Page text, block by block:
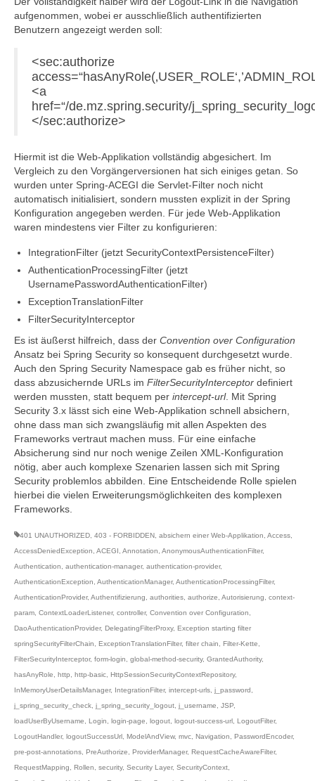
aufgenommen, wobei er ausschließlich authentifizierten
Benutzern angezeigt werden soll:
<sec:authorize
<a
href=“/de.mz.spring.security/
</sec:authorize>
Hiermit ist die Web-Applikation vollständig abgesichert. Im
Vergleich zu den Vorgängerversionen hat sich einiges getan. So
wurden unter Spring-ACEGI die Servlet-Filter noch nicht
automatisch initialisiert, sondern mussten explizit in der Spring
Konfiguration angegeben werden. Für jede Web-Applikation
waren mindestens vier Filter zu konfigurieren:
IntegrationFilter (jetzt SecurityContextPersistenceFilter)
AuthenticationProcessingFilter (jetzt
UsernamePasswordAuthenticationFilter)
ExceptionTranslationFilter
FilterSecurityInterceptor
Es ist äußerst hilfreich, dass der Convention over Configuration
Ansatz bei Spring Security so konsequent durchgesetzt wurde.
Auch den Spring Security Namespace gab es früher nicht, so
dass abzusichernde URLs im FilterSecurityInterceptor definiert
werden mussten, statt bequem per intercept-url. Mit Spring
Security 3.x lässt sich eine Web-Applikation schnell absichern,
ohne dass man sich zwangsläufig mit allen Aspekten des
Frameworks vertraut machen muss. Für eine einfache
Absicherung sind nur noch wenige Zeilen XML-Konfiguration
nötig, aber auch komplexe Szenarien lassen sich mit Spring
Security problemlos abbilden. Eine Entscheidende Rolle spielen
hierbei die vielen Erweiterungsmöglichkeiten des komplexen
Frameworks.
401 UNAUTHORIZED 403 - FORBIDDEN absichern einer Web-Applikation Access
AccessDeniedException ACEGI Annotation AnonymousAuthenticationFilter,
Authentication
authentication-manager, authentication-provider,
AuthenticationException AuthenticationManager, AuthenticationProcessingFilter,
AuthenticationProvider, Authentifizierung authorities authorize Autorisierung
context-
param ContextLoaderListener, controller, Convention over Configuration
DaoAuthenticationProvider, DelegatingFilterProxy, Exception starting filter
springSecurityFilterChain
ExceptionTranslationFilter, filter chain Filter-Kette
FilterSecurityInterceptor, form-login global-method-security, GrantedAuthority,
hasAnyRole
http http-basic HttpSessionSecurityContextRepository,
InMemoryUserDetailsManager, IntegrationFilter, intercept-urls j_password
j_spring_security_check j_spring_security_logout j_username JSP
loadUserByUsername
Login login-page logout logout-success-url LogoutFilter,
LogoutHandler, logoutSuccessUrl ModelAndView, mvc Navigation PasswordEncoder,
pre-post-annotations PreAuthorize ProviderManager, RequestCacheAwareFilter,
RequestMapping
Rollen security, Security Layer, SecurityContext